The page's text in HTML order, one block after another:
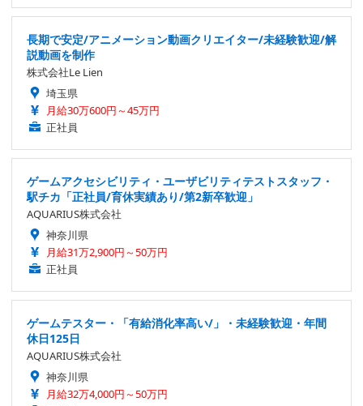
長期で安定/アニメーション動画クリエイター/未経験歓迎/解
説動画を制作
株式会社Le Lien
埼玉県
月給30万600円～45万円
正社員
ゲームアクセシビリティ・ユーザビリティテストスタッフ・
駅チカ「正社員/育休実績あり/第2新卒歓迎」
AQUARIUS株式会社
神奈川県
月給31万2,900円～50万円
正社員
ゲームテスター・「有給消化率高い/」・未経験歓迎・年間
休日125日
AQUARIUS株式会社
神奈川県
月給32万4,000円～50万円